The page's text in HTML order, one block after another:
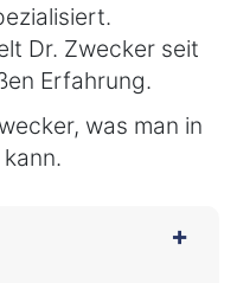
Dr. Zwecker seit
Erfahrung.
was man in